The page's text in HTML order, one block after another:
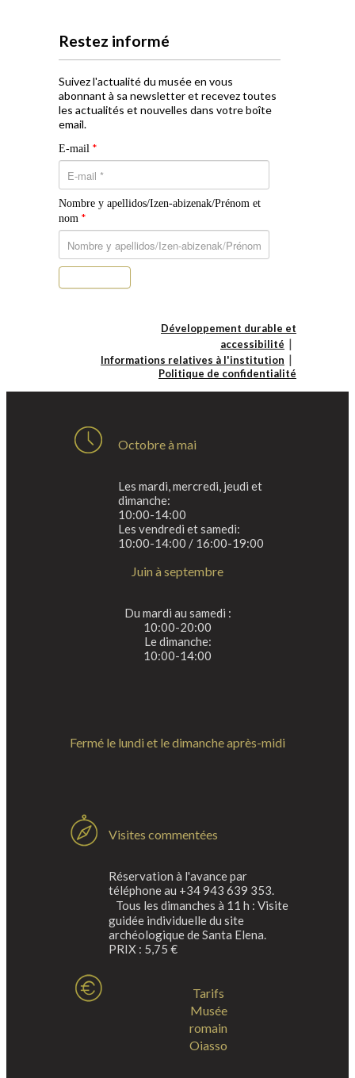
Restez informé
Suivez l'actualité du musée en vous
abonnant à sa newsletter et recevez toutes
les actualités et nouvelles dans votre boîte
email.
E-mail *
Nombre y apellidos/Izen-abizenak/Prénom et
nom *
Développement durable et
accessibilité
Informations relatives à l'institution
Politique de confidentialité
Octobre à mai
Les mardi, mercredi, jeudi et
dimanche:
10:00-14:00
Les vendredi et samedi:
10:00-14:00 / 16:00-19:00
Juin à septembre
Du mardi au samedi :
10:00-20:00
Le dimanche:
10:00-14:00
Fermé le lundi et le dimanche après-midi
Visites commentées
Réservation à l'avance par
téléphone au +34 943 639 353.
Tous les dimanches à 11 h : Visite
guidée individuelle du site
archéologique de Santa Elena.
PRIX : 5,75 €
Tarifs
Musée
romain
Oiasso